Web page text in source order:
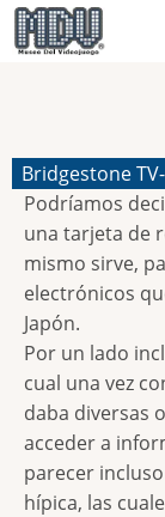
Pasar
al
Bridgestone
Podríamos
una tarjeta de
mismo sirve,
electrónicos
Japón.
Por un lado
cual una vez
daba diversas
acceder a
parecer
hípica, las